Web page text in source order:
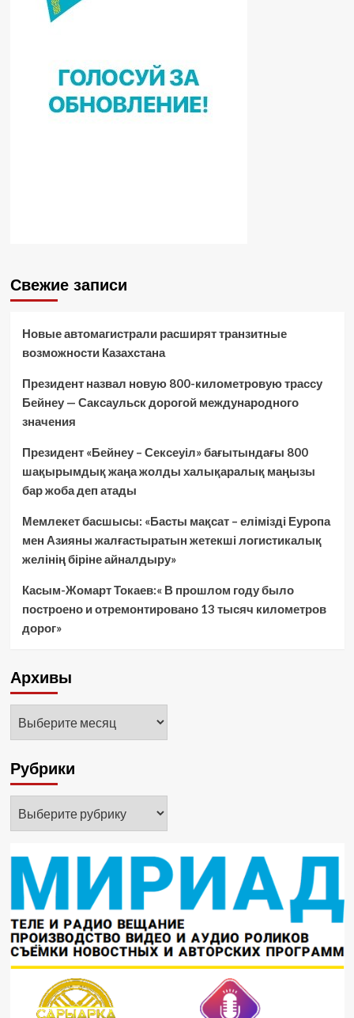
Свежие записи
Новые автомагистрали расширят транзитные
возможности Казахстана
Президент назвал новую 800-километровую трассу
Бейнеу — Саксаульск дорогой международного
значения
Президент «Бейнеу – Сексеуіл» бағытындағы 800
шақырымдық жаңа жолды халықаралық маңызы
бар жоба деп атады
Мемлекет басшысы: «Басты мақсат – елімізді Еуропа
мен Азияны жалғастыратын жетекші логистикалық
желінің біріне айналдыру»
Касым-Жомарт Токаев:« В прошлом году было
построено и отремонтировано 13 тысяч километров
дорог»
Архивы
Рубрики